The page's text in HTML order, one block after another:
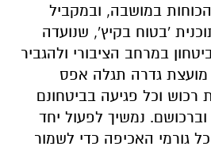
במושבה, ובמקביל
'בטוח בקיץ', שנועדה
במרחב הציבורי ולהגביר
גדרה תגלה אפס
רכוש וכל פגיעה בביטחונם
נמשיך לפעול יחד
גורמי האכיפה כדי לשמור